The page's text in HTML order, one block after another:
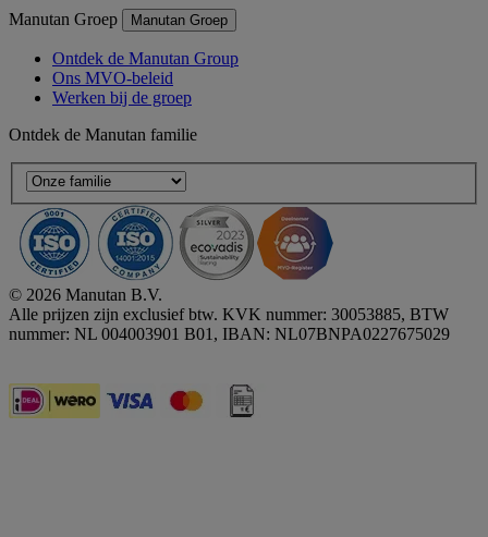
Manutan Groep Manutan Groep
Ontdek de Manutan Group
Ons MVO-beleid
Werken bij de groep
Ontdek de Manutan familie
© 2026 Manutan B.V.
Alle prijzen zijn exclusief btw. KVK nummer: 30053885, BTW
nummer: NL 004003901 B01, IBAN: NL07BNPA0227675029